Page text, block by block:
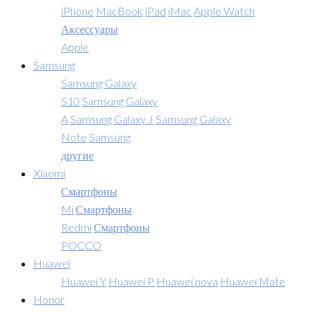
iPhone MacBook iPad iMac Apple Watch
Аксессуары
Apple
Samsung
Samsung Galaxy
S10 Samsung Galaxy
A Samsung Galaxy J Samsung Galaxy
Note Samsung
другие
Xiaomi
Смартфоны
MiСмартфоны
RedmiСмартфоны
POCCO
Huawei
Huawei Y Huawei P Huawei nova Huawei Mate
Honor